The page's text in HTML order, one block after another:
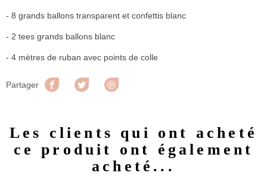
- 8 grands ballons transparent et confettis blanc
- 2 tees grands ballons blanc
- 4 mètres de ruban avec points de colle
Partager Partager Tweet
Les clients qui ont acheté
ce produit ont également
acheté...